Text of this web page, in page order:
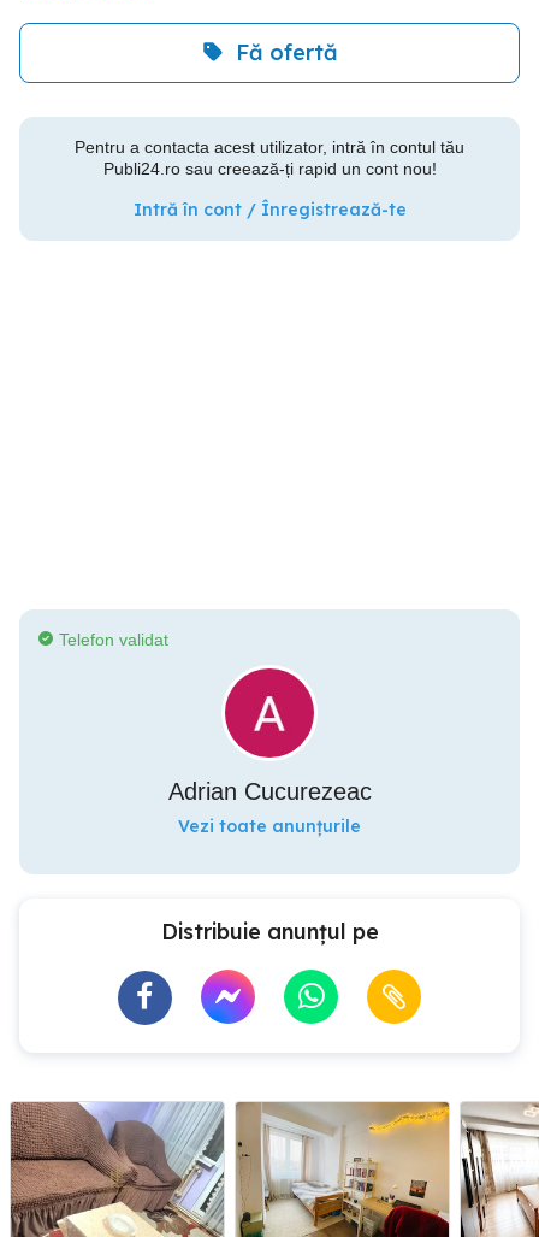
Fă ofertă
Pentru a contacta acest utilizator, intră în contul tău
Publi24.ro sau creează-ți rapid un cont nou!
Intră în cont / Înregistrează-te
Telefon validat
Adrian Cucurezeac
Vezi toate anunțurile
Distribuie anunțul pe